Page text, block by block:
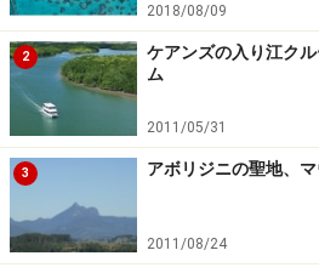
ビーチに建つライフセービングク
も利用可能
朝のビーチウォーキングでち
ら、サーファーズパラダイス近
セービングクラブ「Northcliffe
テルの朝食とはまた違ったオー
フロントでの朝食が楽しめます。
2018/08/09
2
ケアンズの入り江ク
ム
2011/05/31
3 アボリジニの聖地、
2011/08/24